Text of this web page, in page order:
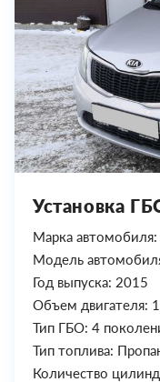
Установка
Марка автомобиля:
Модель
Год выпуска: 2015
Объем двигателя:
Тип ГБО: 4
Тип топлива:
Количество